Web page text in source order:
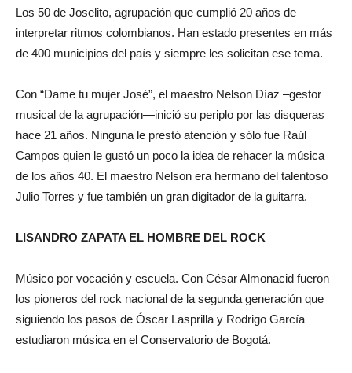
Los 50 de Joselito, agrupación que cumplió 20 años de
interpretar ritmos colombianos. Han estado presentes en más
de 400 municipios del país y siempre les solicitan ese tema.
Con “Dame tu mujer José”, el maestro Nelson Díaz –gestor
musical de la agrupación—inició su periplo por las disqueras
hace 21 años. Ninguna le prestó atención y sólo fue Raúl
Campos quien le gustó un poco la idea de rehacer la música
de los años 40. El maestro Nelson era hermano del talentoso
Julio Torres y fue también un gran digitador de la guitarra.
LISANDRO ZAPATA EL HOMBRE DEL ROCK
Músico por vocación y escuela. Con César Almonacid fueron
los pioneros del rock nacional de la segunda generación que
siguiendo los pasos de Óscar Lasprilla y Rodrigo García
estudiaron música en el Conservatorio de Bogotá.